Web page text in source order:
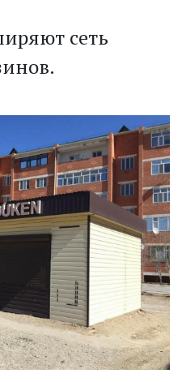
сеть